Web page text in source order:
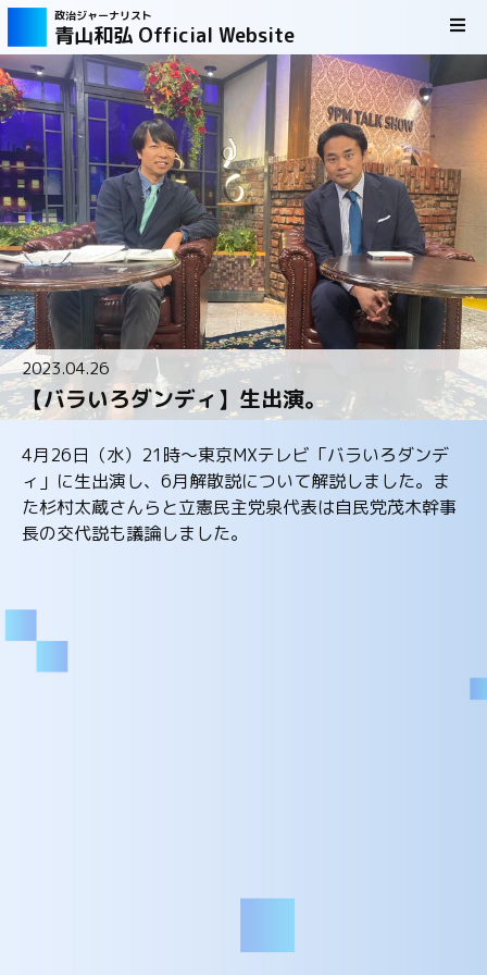
政治ジャーナリスト
青山和弘 Official Website
2023.04.26
【バラいろダンディ】生出演。
4月26日（水）21時～東京MXテレビ「バラいろダンデ
ィ」に生出演し、6月解散説について解説しました。ま
た杉村太蔵さんらと立憲民主党泉代表は自民党茂木幹事
長の交代説も議論しました。